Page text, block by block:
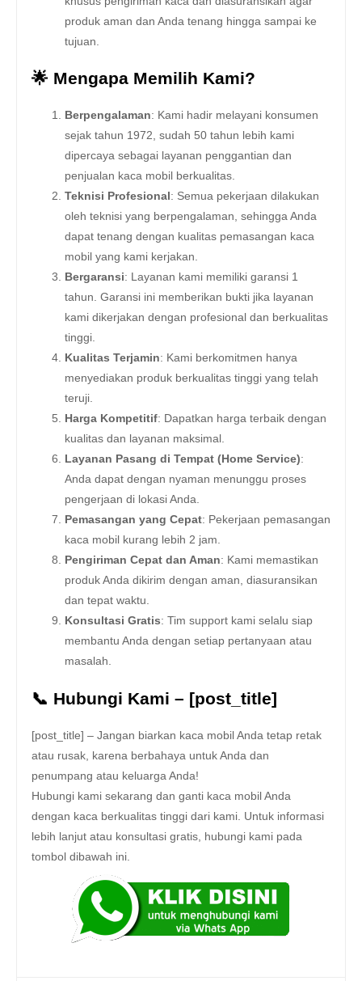
produk aman dan Anda tenang hingga sampai ke
tujuan.
🌟 Mengapa Memilih Kami?
Berpengalaman: Kami hadir melayani konsumen
sejak tahun 1972, sudah 50 tahun lebih kami
dipercaya sebagai layanan penggantian dan
penjualan kaca mobil berkualitas.
Teknisi Profesional : Semua pekerjaan dilakukan
oleh teknisi yang berpengalaman, sehingga Anda
dapat tenang dengan kualitas pemasangan kaca
mobil yang kami kerjakan.
Bergaransi: Layanan kami memiliki garansi 1
tahun. Garansi ini memberikan bukti jika layanan
kami dikerjakan dengan profesional dan berkualitas
tinggi.
Kualitas Terjamin: Kami berkomitmen hanya
menyediakan produk berkualitas tinggi yang telah
teruji.
Harga Kompetitif: Dapatkan harga terbaik dengan
kualitas dan layanan maksimal.
Layanan Pasang di Tempat (Home Service):
Anda dapat dengan nyaman menunggu proses
pengerjaan di lokasi Anda.
Pemasangan yang Cepat: Pekerjaan pemasangan
kaca mobil kurang lebih 2 jam.
Pengiriman Cepat dan Aman: Kami memastikan
produk Anda dikirim dengan aman, diasuransikan
dan tepat waktu.
Konsultasi Gratis: Tim support kami selalu siap
membantu Anda dengan setiap pertanyaan atau
masalah.
📞 Hubungi Kami – [post_title]
[post_title] – Jangan biarkan kaca mobil Anda tetap retak
atau rusak, karena berbahaya untuk Anda dan
penumpang atau keluarga Anda!
Hubungi kami sekarang dan ganti kaca mobil Anda
dengan kaca berkualitas tinggi dari kami. Untuk informasi
lebih lanjut atau konsultasi gratis, hubungi kami pada
tombol dibawah ini.